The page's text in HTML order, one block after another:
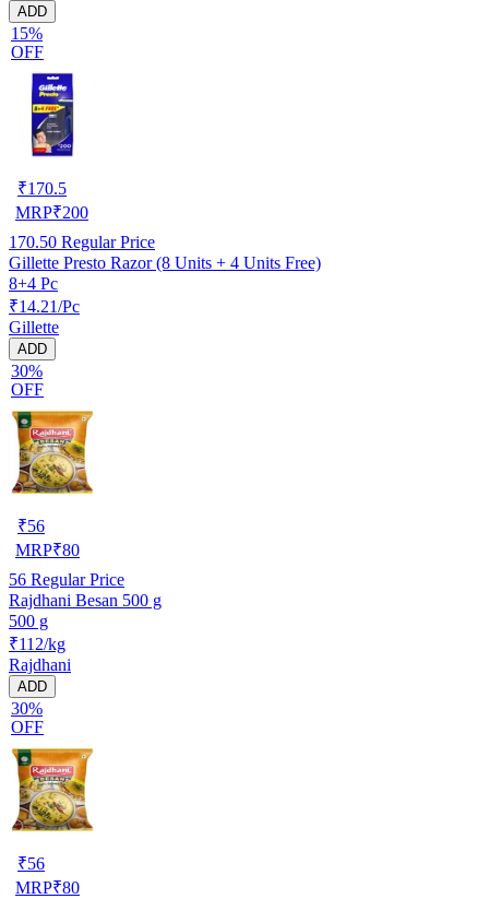
ADD
15%
OFF
₹170.5
MRP₹200
170.50 Regular Price
Gillette Presto Razor (8 Units + 4 Units Free)
8+4 Pc
₹14.21/Pc
Gillette
ADD
30%
OFF
₹56
MRP₹80
56 Regular Price
Rajdhani Besan 500 g
500 g
₹112/kg
Rajdhani
ADD
30%
OFF
₹56
MRP₹80